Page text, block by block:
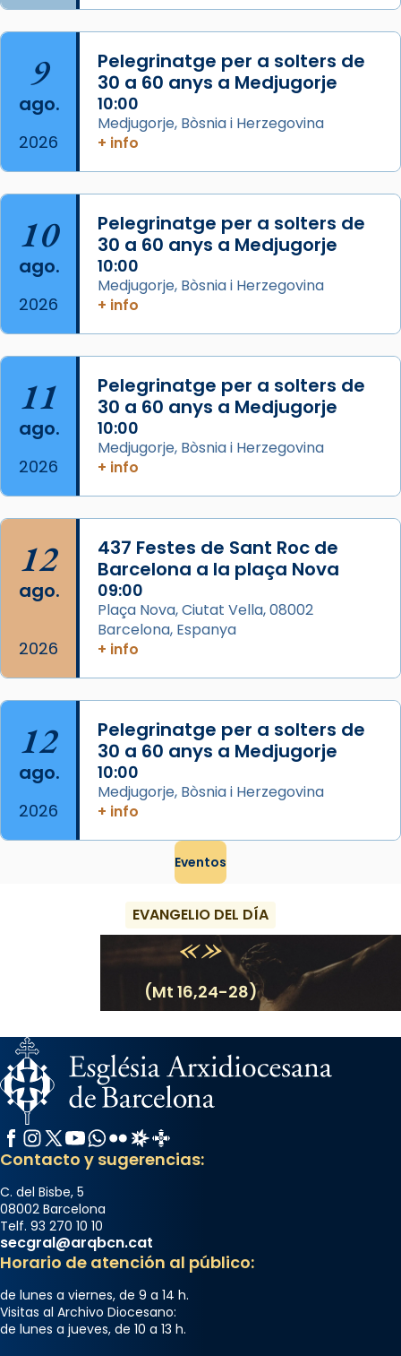
L’arquebisbe de Barcelona, el cardenal Joan
Josep Omella, ha presidit la missa i l’ha
concelebrat el bisbe auxiliar de Barcelona,
Mons. David Abadías.
📸 Dr. G. Simón
Foto
Arquebisbat de Barcelona
2 weeks ago
Memòria de les santes Juliana i
Acompanyant la història de sant Cugat, a
partir de l’Edat Mitjana sorgeix la tradició
que les santes Juliana (“relatiu a Júlia”) i
Semproniana (“relatiu a Semprònia =
eterna”) són deixebles seves. I l’any 1667, el
frare Joan Gaspar Roig, afirma en una obra
que les santes són filles de l’antiga Iluro.
Mataró en reivindicarà les relíq
Foto
View on Facebook · Share
9
ago.
2026
Pelegrinatge per a solters de
30 a 60 anys a Medjugorje
10:00
Medjugorje, Bòsnia i Herzegovina
+ info
10
ago.
2026
Pelegrinatge per a solters de
30 a 60 anys a Medjugorje
10:00
Medjugorje, Bòsnia i Herzegovina
+ info
11
ago.
2026
Pelegrinatge per a solters de
30 a 60 anys a Medjugorje
10:00
Medjugorje, Bòsnia i Herzegovina
+ info
12
ago.
2026
437 Festes de Sant Roc de
Barcelona a la plaça Nova
09:00
Plaça Nova, Ciutat Vella, 08002
Barcelona, Espanya
+ info
12
ago.
2026
Pelegrinatge per a solters de
30 a 60 anys a Medjugorje
10:00
Medjugorje, Bòsnia i Herzegovina
+ info
Eventos
EVANGELIO DEL DÍA
(Mt 16,24-28)
Facebook
Instagram
X / Twitter
YouTube
WhatsApp
FlickrRadio Estel
Catalunya Cristiana
Contacto y sugerencias:
C. del Bisbe, 5
08002 Barcelona
Telf. 93 270 10 10
secgral@arqbcn.cat
Horario de atención al público:
de lunes a viernes, de 9 a 14 h.
Visitas al Archivo Diocesano:
de lunes a jueves, de 10 a 13 h.